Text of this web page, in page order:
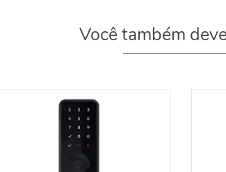
Você também